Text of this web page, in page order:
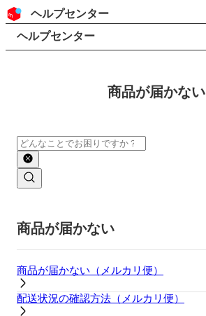
コンテンツにスキップ
ヘッダー
ヘルプセンター
検索
パンくずリスト
ヘルプセンター
商品が届かない
検索
商品が届かない
商品が届かない（メルカリ便）
配送状況の確認方法（メルカリ便）